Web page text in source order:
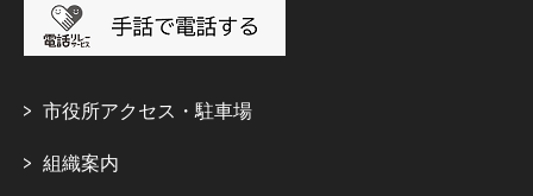
市役所アクセス・駐車場
組織案内